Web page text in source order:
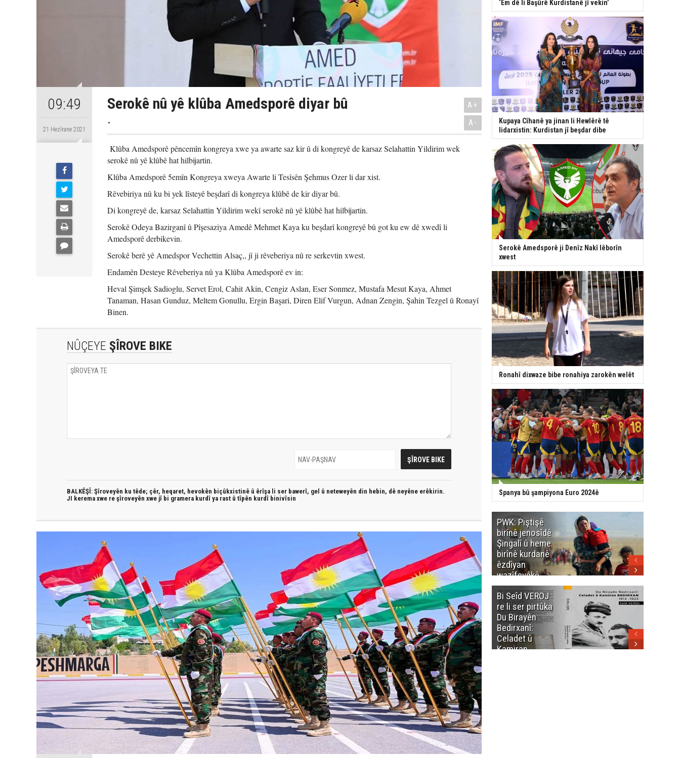
09:49
21 Hezîrane 2021
Serokê nû yê klûba Amedsporê diyar bû
.
A+
A-
Klûba Amedsporê pêncemîn kongreya xwe ya awarte saz kir û di kongreyê de karsaz Selahattin Yildirim wek
serokê nû yê klûbê hat hilbijartin.
Klûba Amedsporê 5emîn Kongreya xweya Awarte li Tesîsên Şehmus Ozer li dar xist.
Rêvebiriya nû ku bi yek lîsteyê beşdarî di kongreya klûbê de kir diyar bû.
Di kongreyê de, karsaz Selahattin Yildirim wekî serokê nû yê klûbê hat hilbijartin.
Serokê Odeya Bazirganî û Pîşesaziya Amedê Mehmet Kaya ku beşdarî kongreyê bû got ku ew dê xwedî li
Amedsporê derbikevin.
Serokê berê yê Amedspor Vechettin Alsaç,, jî ji rêveberiya nû re serkevtin xwest.
Endamên Desteye Rêveberiya nû ya Klûba Amedsporê ev in:
Heval Şimşek Sadioglu, Servet Erol, Cahit Akin, Cengiz Aslan, Eser Sonmez, Mustafa Mesut Kaya, Ahmet
Tanaman, Hasan Gunduz, Meltem Gonullu, Ergin Başari, Diren Elif Vurgun, Adnan Zengin, Şahin Tezgel û Ronayî
Binen.
NÛÇEYE ŞÎROVE BIKE
BALKÊŞÎ: Şîroveyên ku têde; çêr, heqaret, hevokên biçûkxistinê û êrîşa li ser bawerî, gel û neteweyên din hebin, dê neyêne erêkirin.
JI kerema xwe re şîroveyên xwe jî bi gramera kurdî ya rast û tîpên kurdî binivîsin
‘Em dê li Başûrê Kurdistanê jî vekin’
Kupaya Cîhanê ya jinan li Hewlêrê tê
lidarxistin: Kurdistan jî beşdar dibe
Serokê Amedsporê ji Denîz Nakî lêborîn
xwest
Ronahî dixwaze bibe ronahiya zarokên welêt
Spanya bû şampiyona Euro 2024ê
PWK: Piştişê
birînê jenosîdê
Şingalî û heme
birînê kurdanê
êzdîyan
wazîfeyêkê
neteweyî yê
heme kurdanê
dinya yo
Bi Seîd VEROJ
re li ser pirtûka
Du Birayên
Bedirxanî:
Celadet û
Kamiran